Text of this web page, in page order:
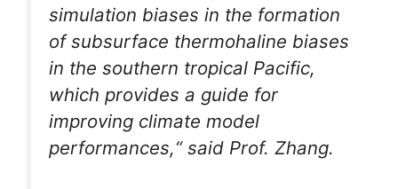
simulation biases in the formation
of subsurface thermohaline biases
in the southern tropical Pacific,
which provides a guide for
improving climate model
performances,“ said Prof. Zhang.